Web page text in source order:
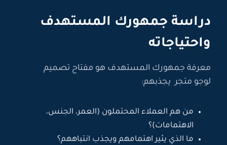
دراسة جمهورك المستهدف
واحتياجاته
معرفة جمهورك المستهدف هو مفتاح تصميم
لوجو متجر يجذبهم:
من هم العملاء المحتملون (العمر، الجنس،
الاهتمامات)؟
ما الذي يثير اهتمامهم ويجذب انتباههم؟